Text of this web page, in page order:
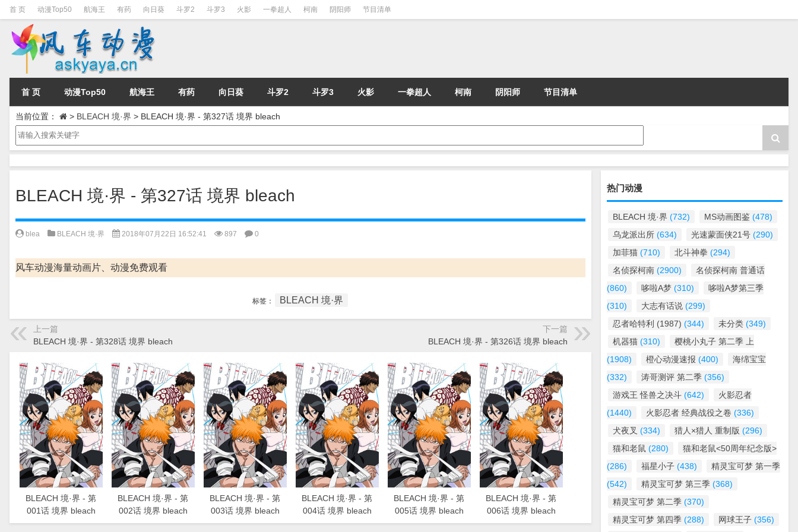
首 页 动漫Top50 航海王 有药 向日葵 斗罗2 斗罗3 火影 一拳超人 柯南 阴阳师 节目清单
首 页 动漫Top50 航海王 有药 向日葵 斗罗2 斗罗3 火影 一拳超人 柯南 阴阳师 节目清单
当前位置： > BLEACH 境·界 > BLEACH 境·界 - 第327话 境界 bleach
BLEACH 境·界 - 第327话 境界 bleach
blea BLEACH 境·界 2018年07月22日 16:52:41 897 0
风车动漫海量动画片、动漫免费观看
标签： BLEACH 境·界
上一篇
BLEACH 境·界 - 第328话 境界 bleach
下一篇
BLEACH 境·界 - 第326话 境界 bleach
BLEACH 境·界 - 第
001话 境界 bleach
BLEACH 境·界 - 第
002话 境界 bleach
BLEACH 境·界 - 第
003话 境界 bleach
BLEACH 境·界 - 第
004话 境界 bleach
BLEACH 境·界 - 第
005话 境界 bleach
BLEACH 境·界 - 第
006话 境界 bleach
热门动漫
BLEACH 境·界 (732) MS动画图鉴 (478)
乌龙派出所 (634) 光速蒙面侠21号 (290)
加菲猫 (710) 北斗神拳 (294)
名侦探柯南 (2900)
名侦探柯南 普通话
(860)
哆啦A梦 (310)
哆啦A梦第三季
(310)
大志有话说 (299)
忍者哈特利 (1987) (344) 未分类 (349)
机器猫 (310)
樱桃小丸子 第二季 上
(1908)
橙心动漫速报 (400)
海绵宝宝
(332)
涛哥测评 第二季 (356)
游戏王 怪兽之决斗 (642)
火影忍者
(1440)
火影忍者 经典战役之卷 (336)
犬夜叉 (334) 猎人×猎人 重制版 (296)
猫和老鼠 (280)
猫和老鼠<50周年纪念版>
(286)
福星小子 (438)
精灵宝可梦 第一季
(542)
精灵宝可梦 第三季 (368)
精灵宝可梦 第二季 (370)
精灵宝可梦 第四季 (288) 网球王子 (356)